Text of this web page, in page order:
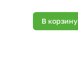
В корзину